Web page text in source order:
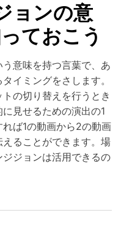
ョンの意
ておこう
意味を持つ言葉で、あ
イミングをさします。
の切り替えを行うとき
見せるための演出の1
ば1の動画から2の動画
ることができます。場
ジョンは活用できるの